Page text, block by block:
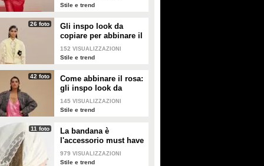
Stile e trend
26 foto
Gli inspo look da
copiare per abbinare il
giallo
152 VISUALIZZAZIONI
Stile e trend
42 foto
Come abbinare il rosa:
gli inspo look da
copiare
145 VISUALIZZAZIONI
Stile e trend
11 foto
La bandana è
l'accessorio must have
dell'estate 2026: i
modelli di tendenza
979 VISUALIZZAZIONI
Stile e trend